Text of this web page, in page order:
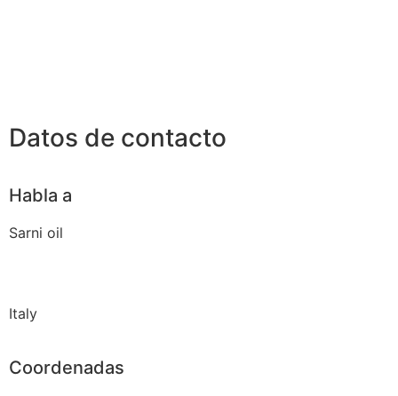
Datos de contacto
Habla a
Sarni oil
Italy
Coordenadas